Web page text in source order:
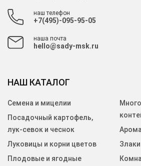
наш телефон
+7(495)-095-95-05
наша почта
hello@sady-msk.ru
НАШ КАТАЛОГ
Семена и мицелии
Посадочный картофель,
лук-севок и чеснок
Луковицы и корни цветов
Плодовые и ягодные
Злаки